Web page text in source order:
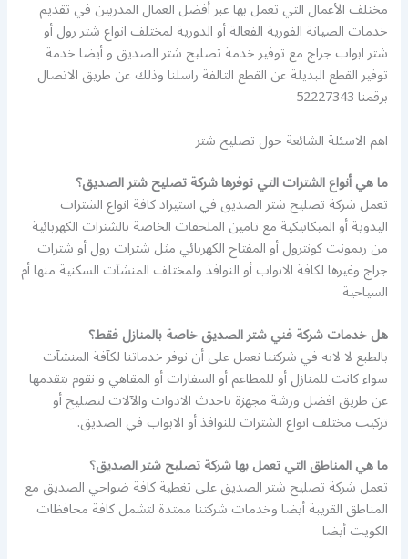
مختلف الأعمال التي تعمل بها عبر أفضل العمال المدربين في تقديم
خدمات الصيانة الفورية الفعالة أو الدورية لمختلف انواع شتر رول أو
شتر ابواب جراج مع توفير خدمة تصليح شتر الصديق و أيضا خدمة
توفير القطع البديلة عن القطع التالفة راسلنا وذلك عن طريق الاتصال
برقمنا 52227343
اهم الاسئلة الشائعة حول تصليح شتر
ما هي أنواع الشترات التي توفرها شركة تصليح شتر الصديق؟
تعمل شركة تصليح شتر الصديق في استيراد كافة انواع الشترات
اليدوية أو الميكانيكية مع تامين الملحقات الخاصة بالشترات الكهربائية
من ريمونت كونترول أو المفتاح الكهربائي مثل شترات رول أو شترات
جراج وغيرها لكافة الابواب أو النوافذ ولمختلف المنشآت السكنية منها أم
السياحية
هل خدمات شركة فني شتر الصديق خاصة بالمنازل فقط؟
بالطبع لا لانه في شركتنا نعمل على أن نوفر خدماتنا لكآفة المنشآت
سواء كانت للمنازل أو للمطاعم أو السفارات أو المقاهي و نقوم بتقدمها
عن طريق افضل ورشة مجهزة باحدث الادوات والآلات لتصليح أو
تركيب مختلف انواع الشترات للنوافذ أو الابواب في الصديق.
ما هي المناطق التي تعمل بها شركة تصليح شتر الصديق؟
تعمل شركة تصليح شتر الصديق على تغطية كافة ضواحي الصديق مع
المناطق القريبة أيضا وخدمات شركتنا ممتدة لتشمل كافة محافظات
الكويت أيضا